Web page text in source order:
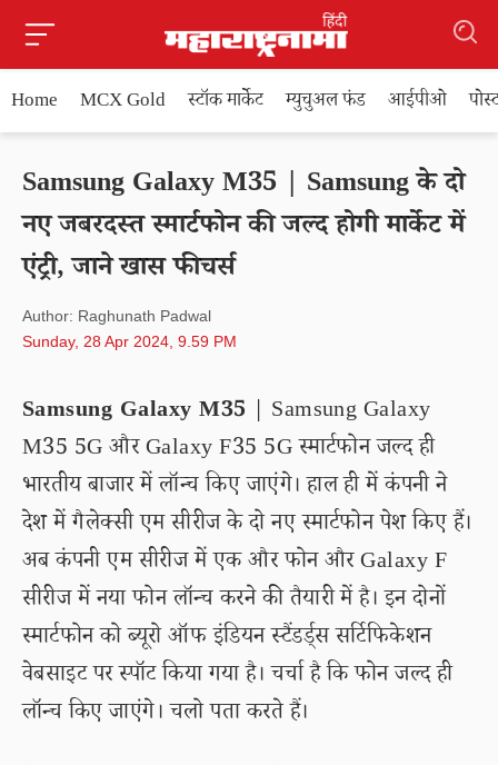
Home MCX Gold स्टॉक मार्केट म्युचुअल फंड आईपीओ
Samsung Galaxy M35 | Samsung के दो
नए जबरदस्त स्मार्टफोन की जल्द होगी मार्केट में
एंट्री, जाने खास फीचर्स
Author: Raghunath Padwal
Sunday, 28 Apr 2024, 9.59 PM
Samsung Galaxy M35 | Samsung Galaxy
M35 5G और Galaxy F35 5G स्मार्टफोन जल्द ही
भारतीय बाजार में लॉन्च किए जाएंगे। हाल ही में कंपनी ने
देश में गैलेक्सी एम सीरीज के दो नए स्मार्टफोन पेश किए हैं।
अब कंपनी एम सीरीज में एक और फोन और Galaxy F
सीरीज में नया फोन लॉन्च करने की तैयारी में है। इन दोनों
स्मार्टफोन को ब्यूरो ऑफ इंडियन स्टैंडर्ड्स सर्टिफिकेशन
वेबसाइट पर स्पॉट किया गया है। चर्चा है कि फोन जल्द ही
लॉन्च किए जाएंगे। चलो पता करते हैं।